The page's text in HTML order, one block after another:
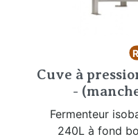
Cuve à
-
Fermenteur
240L à fond